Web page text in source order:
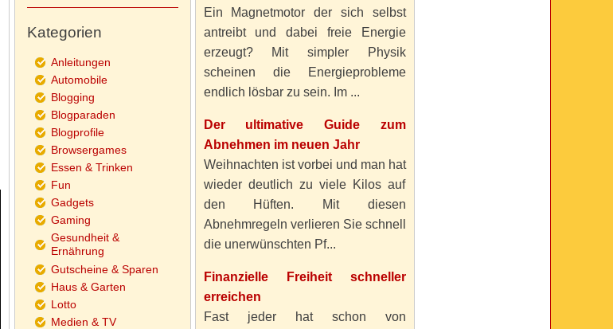
Ein Magnetmotor der sich selbst
antreibt und dabei freie Energie
erzeugt? Mit simpler Physik
scheinen die Energieprobleme
endlich lösbar zu sein. Im ...
Der ultimative Guide zum
Abnehmen im neuen Jahr
Weihnachten ist vorbei und man hat
wieder deutlich zu viele Kilos auf
den Hüften. Mit diesen
Abnehmregeln verlieren Sie schnell
die unerwünschten Pf...
Finanzielle Freiheit schneller
erreichen
Fast jeder hat schon von
Kategorien
Anleitungen
Automobile
Blogging
Blogparaden
Blogprofile
Browsergames
Essen & Trinken
Fun
Gadgets
Gaming
Gesundheit &
Ernährung
Gutscheine & Sparen
Haus & Garten
Lotto
Medien & TV